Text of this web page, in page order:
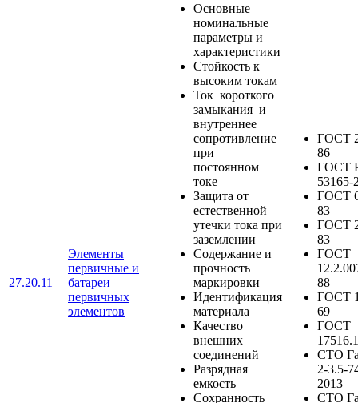
27.20.11
Элементы
первичные и
батареи
первичных
элементов
Основные
номинальные
параметры и
характеристики
Стойкость к
высоким токам
Ток короткого
замыкания и
внутреннее
сопротивление
при
постоянном
токе
Защита от
естественной
утечки тока при
заземлении
Содержание и
прочность
маркировки
Идентификация
материала
Качество
внешних
соединений
Разрядная
емкость
Сохранность
ГОСТ
86
ГОСТ
53165-
ГОСТ
83
ГОСТ
83
ГОСТ
88
ГОСТ
69
ГОСТ
СТО
2-3.5-
2013
СТО